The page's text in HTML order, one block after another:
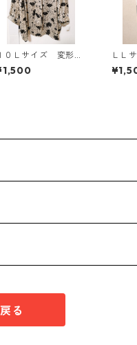
０Ｌサイズ 変形ド
ト 花柄 ボウタイ
ラウス オフホワイ
ＬＬ
き マ
キン
る